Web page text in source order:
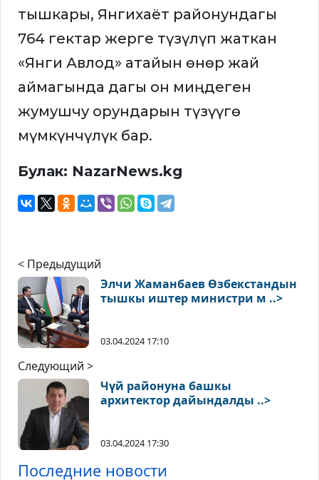
тышкары, Янгихаёт районундагы
764 гектар жерге түзүлүп жаткан
«Янги Авлод» атайын өнөр жай
аймагында дагы он миңдеген
жумушчу орундарын түзүүгө
мүмкүнчүлүк бар.
Булак: NazarNews.kg
< Предыдущий
Элчи Жаманбаев Өзбекстандын
тышкы иштер министри м ..>
03.04.2024 17:10
Следующий >
Чүй районуна башкы
архитектор дайындалды ..>
03.04.2024 17:30
Последние новости